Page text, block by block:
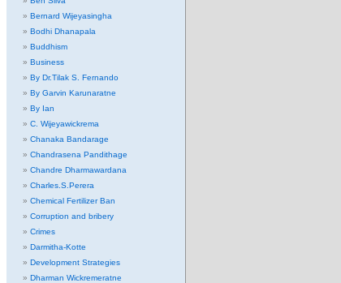
Bernard Wijeyasingha
Bodhi Dhanapala
Buddhism
Business
By Dr.Tilak S. Fernando
By Garvin Karunaratne
By Ian
C. Wijeyawickrema
Chanaka Bandarage
Chandrasena Pandithage
Chandre Dharmawardana
Charles.S.Perera
Chemical Fertilizer Ban
Corruption and bribery
Crimes
Darmitha-Kotte
Development Strategies
Dharman Wickremeratne